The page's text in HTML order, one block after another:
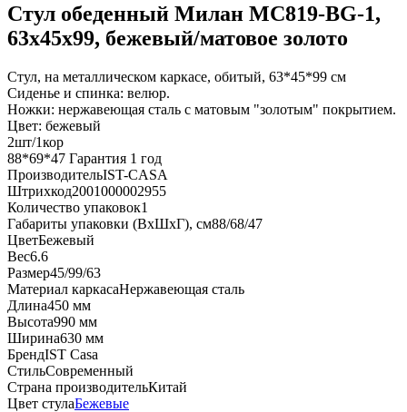
Стул обеденный Милан MC819-BG-1,
63х45х99, бежевый/матовое золото
Стул, на металлическом каркасе, обитый, 63*45*99 см
Сиденье и спинка: велюр.
Ножки: нержавеющая сталь с матовым "золотым" покрытием.
Цвет: бежевый
2шт/1кор
88*69*47 Гарантия 1 год
ПроизводительIST-CASA
Штрихкод2001000002955
Количество упаковок1
Габариты упаковки (ВхШхГ), см88/68/47
ЦветБежевый
Вес6.6
Размер45/99/63
Материал каркасаНержавеющая сталь
Длина450 мм
Высота990 мм
Ширина630 мм
БрендIST Casa
СтильСовременный
Страна производительКитай
Цвет стулаБежевые